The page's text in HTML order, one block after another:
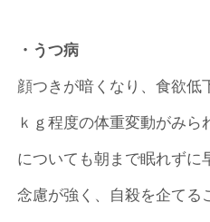
・うつ病
顔つきが暗くなり、食欲低
ｋｇ程度の体重変動がみら
についても朝まで眠れずに
念慮が強く、自殺を企てる